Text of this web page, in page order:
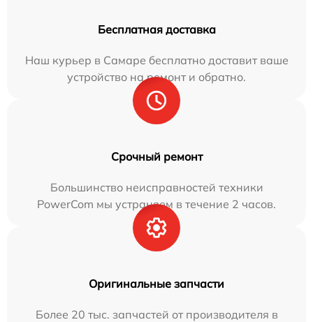
Бесплатная доставка
Наш курьер в Самаре бесплатно доставит ваше
устройство на ремонт и обратно.
Срочный ремонт
Большинство неисправностей техники
PowerCom мы устраняем в течение 2 часов.
Оригинальные запчасти
Более 20 тыс. запчастей от производителя в